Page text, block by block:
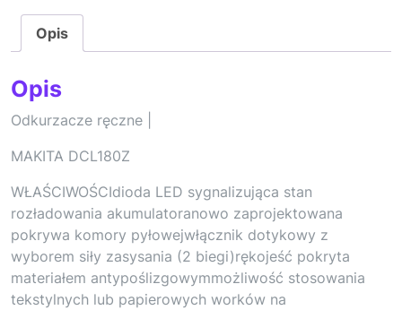
Opis
Opis
Odkurzacze ręczne |
MAKITA DCL180Z
WŁAŚCIWOŚCIdioda LED sygnalizująca stan
rozładowania akumulatoranowo zaprojektowana
pokrywa komory pyłowejwłącznik dotykowy z
wyborem siły zasysania (2 biegi)rękojeść pokryta
materiałem antypoślizgowymmożliwość stosowania
tekstylnych lub papierowych worków na